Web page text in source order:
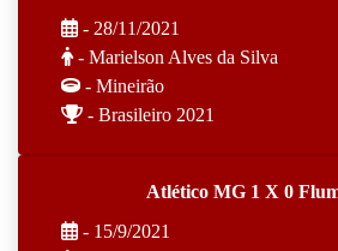
- 28/11/2021
- Marielson Alves da Silva
- Mineirão
- Brasileiro 2021
Atlético MG 1 X 0
- 15/9/2021